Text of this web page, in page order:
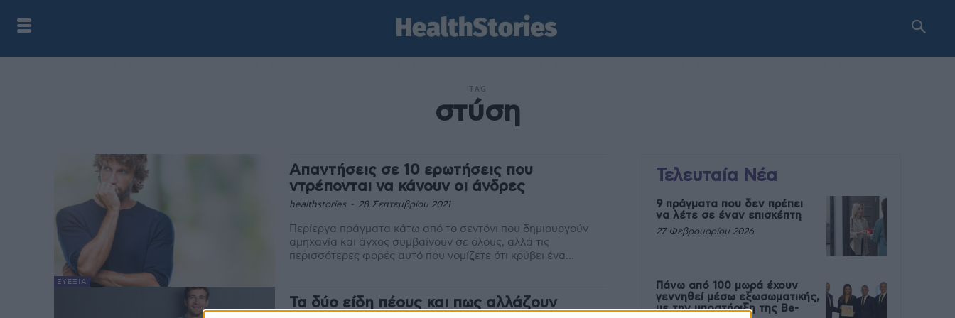
TAG
στύση
ΕΥΕΞΊΑ
Απαντήσεις σε 10 ερωτήσεις που
ντρέπονται να κάνουν οι άνδρες
healthstories - 28 Σεπτεμβρίου 2021
Περίεργα πράγματα κάτω από το σεντόνι που δημιουργούν
αμηχανία και άγχος συμβαίνουν σε όλους, αλλά τις
περισσότερες φορές αυτό που νομίζετε ότι κρύβει ένα...
Τα δύο είδη πέους και πως αλλάζουν
Τελευταία Νέα
9 πράγματα που δεν πρέπει
να λέτε σε έναν επισκέπτη
27 Φεβρουαρίου 2026
Πάνω από 100 μωρά έχουν
γεννηθεί μέσω εξωσωματικής,
με την υποστήριξη της Be-